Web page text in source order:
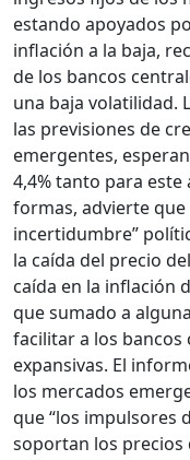
estando apoyados
inflación a la baja,
de los bancos
una baja volatilidad.
las previsiones de
emergentes,
4,4% tanto para este
formas, advierte que
incertidumbre”
la caída del precio
caída en la inflación
que sumado a
facilitar a los
expansivas. El
los mercados
que “los impulsores
soportan los precios